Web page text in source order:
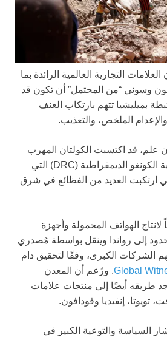
التجارية العالمية الرائدة بما
وسوني “من المحتمل” أن تكون قد
بميليشيا تتهم بارتكاب العنف
الملخص، والتعذيب.
قد اكتسبت الكولتان المهرب
من المناجم في جمهورية الكونغو الديمقراطية (DRC) التي
ارتكبت العديد من الفظائع في شرق
لانتاج الهواتف المحمولة وأجهزة
إلى رواندا وينقل بواسطة مُصدري
الشركات الكبرى، وفقًا لتحقيق دام
Global. وزُعم أن المعدن
طريقه أيضًا إلى منتجات علامات
تويوتا، إنفيديا وفودافون.
السياسة والتوعية الكبير في